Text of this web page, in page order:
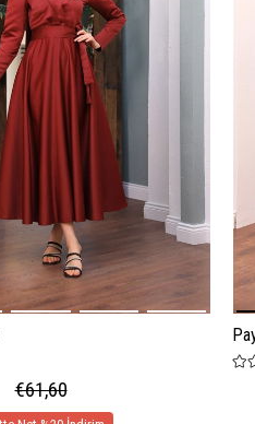
€61,60